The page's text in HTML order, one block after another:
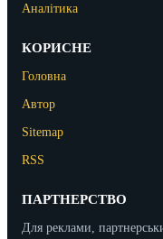
Аналітика
КОРИСНЕ
Головна
Автор
Sitemap
RSS
ПАРТНЕРСТВО
Для реклами,